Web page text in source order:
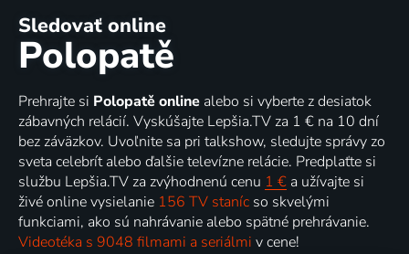
Sledovať online
Polopatě
Prehrajte si Polopatě online alebo si vyberte z desiatok
zábavných relácií. Vyskúšajte Lepšia.TV za 1 € na 10 dní
bez záväzkov. Uvoľnite sa pri talkshow, sledujte správy zo
sveta celebrít alebo ďalšie televízne relácie. Predplaťte si
službu Lepšia.TV za zvýhodnenú cenu 1 € a užívajte si
živé online vysielanie 156 TV staníc so skvelými
funkciami, ako sú nahrávanie alebo spätné prehrávanie.
Videotéka s 9048 filmami a seriálmi v cene!